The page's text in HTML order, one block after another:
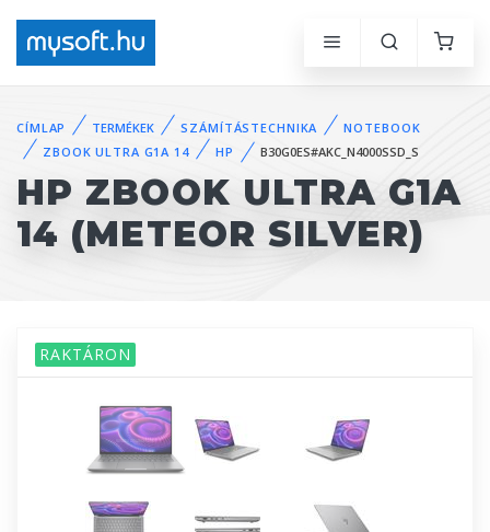
CÍMLAP TERMÉKEK SZÁMÍTÁSTECHNIKA
NOTEBOOK
ZBOOK ULTRA G1A 14
HP B30G0ES#AKC_N4000SSD_S
HP ZBOOK ULTRA G1A
14 (METEOR SILVER)
RAKTÁRON